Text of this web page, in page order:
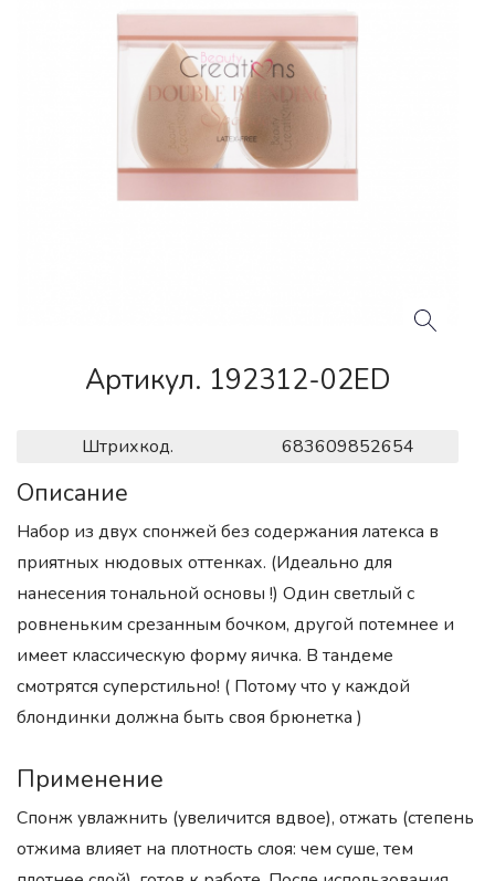
Артикул. 192312-02ED
Штрихкод. 683609852654
Описание
Набор из двух спонжей без содержания латекса в
приятных нюдовых оттенках. (Идеально для
нанесения тональной основы !) Один светлый с
ровненьким срезанным бочком, другой потемнее и
имеет классическую форму яичка. В тандеме
смотрятся суперстильно! ( Потому что у каждой
блондинки должна быть своя брюнетка )
Применение
Спонж увлажнить (увеличится вдвое), отжать (степень
отжима влияет на плотность слоя: чем суше, тем